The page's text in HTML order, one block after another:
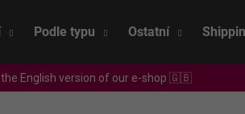
Podle typu Ostatní
English version of our e-shop 🇬🇧
najít?